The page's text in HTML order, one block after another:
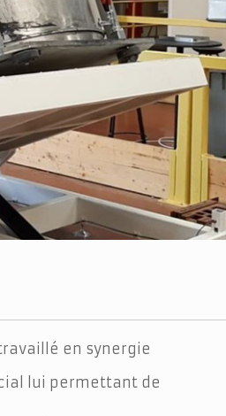
travaillé en synergie
lui permettant de